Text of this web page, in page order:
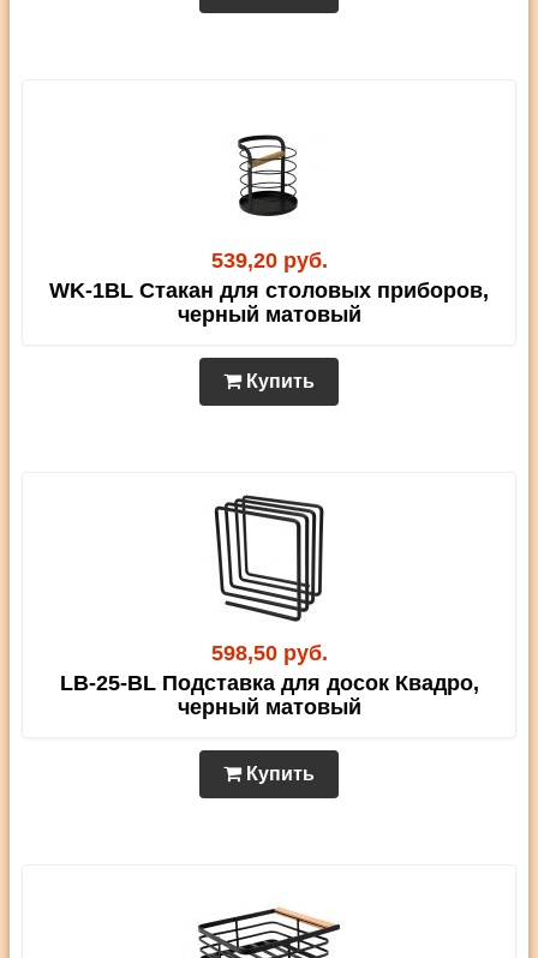
539,20 руб.
WK-1BL Стакан для столовых приборов,
черный матовый
Купить
598,50 руб.
LB-25-BL Подставка для досок Квадро,
черный матовый
Купить